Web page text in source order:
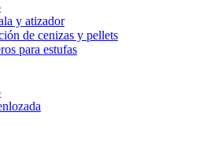
y atizador
de cenizas y pellets
para estufas